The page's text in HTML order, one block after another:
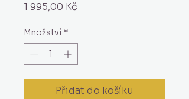
1 995,00 Kč
Množství *
Přidat do košíku